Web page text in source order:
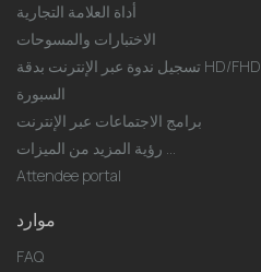
أداة العلامة التجارية
الاختبارات والمسوحات
تسجيل ندوة عبر الإنترنت بدقة HD/FHD
السبورة
برامج الاجتماعات عبر الإنترنت
رؤية المزيد من الميزات ...
Attendee portal
موارد
FAQ